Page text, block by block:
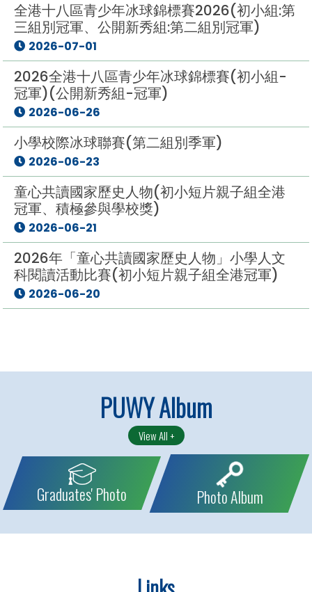
全港十八區青少年冰球錦標賽2026(初小組:第
三組別冠軍、公開新秀組:第二組別冠軍)
2026-07-01
2026全港十八區青少年冰球錦標賽(初小組-
冠軍)(公開新秀組-冠軍)
2026-06-26
小學校際冰球聯賽(第二組別季軍)
2026-06-23
童心共讀國家歷史人物(初小短片親子組全港
冠軍、積極參與學校獎)
2026-06-21
2026年「童心共讀國家歷史人物」小學人文
科閱讀活動比賽(初小短片親子組全港冠軍)
2026-06-20
PUWY Album
View All +
Graduates' Photo Photo Album